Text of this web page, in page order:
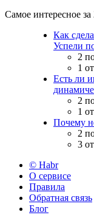
Самое интересное за
Как
Успели
2
1
Есть ли
2
1
Почему
2
3
© Habr
О сервисе
Правила
Обратная связь
Блог